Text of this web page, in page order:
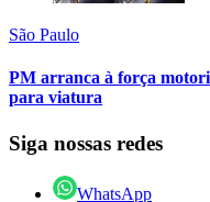
São Paulo
PM arranca à força
para viatura
Siga nossas redes
WhatsApp